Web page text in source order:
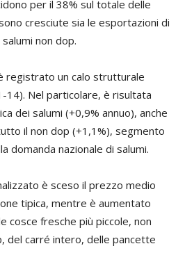
per il 38% sul totale delle
cresciute sia le esportazioni di
non dop.
registrato un calo strutturale
14). Nel particolare, è risultata
dei salumi (+0,9% annuo), anche
il non dop (+1,1%), segmento
domanda nazionale di salumi.
è sceso il prezzo medio
tipica, mentre è aumentato
cosce fresche più piccole, non
del carré intero, delle pancette